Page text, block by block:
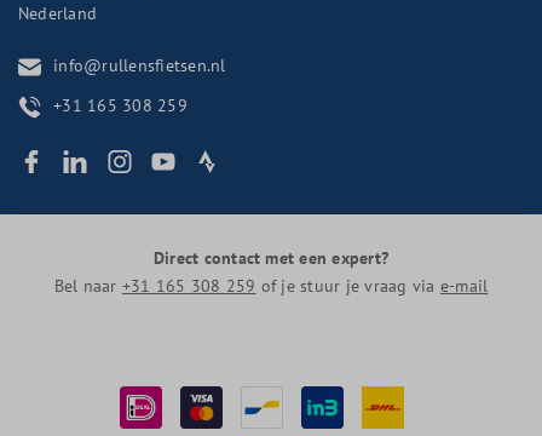
Nederland
info@rullensfietsen.nl
+31 165 308 259
Direct contact met een expert?
Bel naar +31 165 308 259 of je stuur je vraag via e-mail